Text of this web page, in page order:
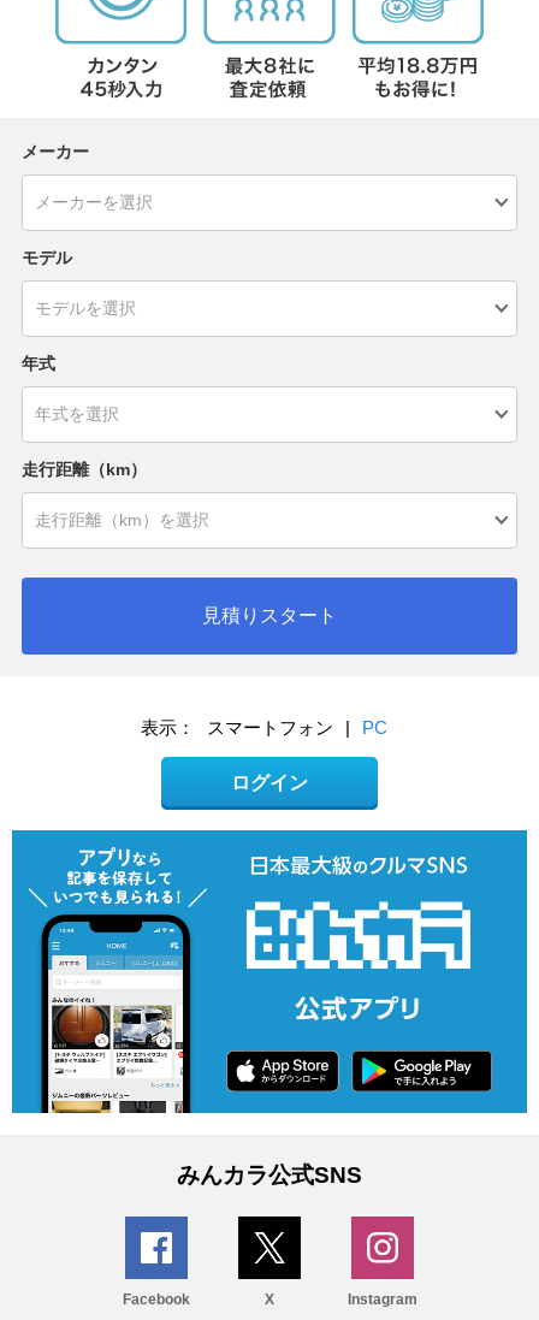
メーカー
モデル
年式
走行距離（km）
見積りスタート
表示： スマートフォン | PC
ログイン
みんカラ公式SNS
Facebook X Instagram